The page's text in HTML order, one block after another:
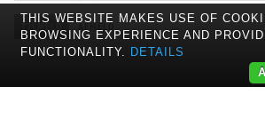
TILMELD AFMELD
THIS WEBSITE MAKES USE OF
BROWSING EXPERIENCE AND
FUNCTIONALITY. DETAILS